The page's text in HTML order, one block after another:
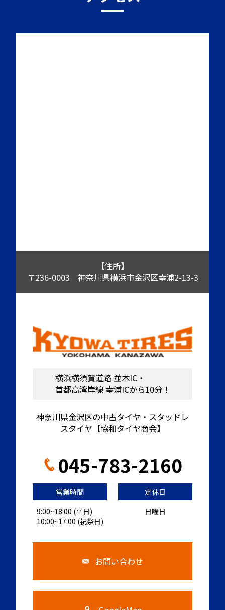
【住所】
〒236-0003 神奈川県横浜市金沢区幸浦2-13-3
横浜横須賀道路 並木IC・
首都高湾岸線 幸浦ICから10分！
神奈川県金沢区の中古タイヤ・スタッドレ
スタイヤ【協和タイヤ商会】
045-783-2160
営業時間
9:00~18:00 (平日)
10:00~17:00 (祝祭日)
定休日
日曜日
お問い合わせ